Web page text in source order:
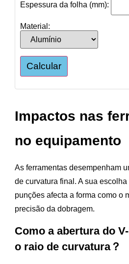
Espessura da folha (mm):
Material:
Calcular
Impactos nas
no equipamento
As ferramentas desempenham
de curvatura final. A sua
punções afecta a forma como o
precisão da dobragem.
Como a abertura do
o raio de curvatura？